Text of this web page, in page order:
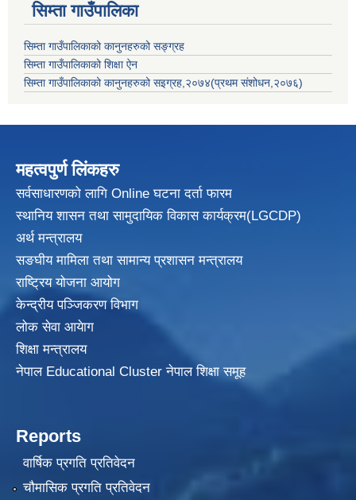
सिम्ता गाउँपालिका
सिम्ता गाउँपालिकाको कानुनहरुको सङ्ग्रह
सिम्ता गाउँपालिकाको शिक्षा ऐन
सिम्ता गाउँपालिकाको कानुनहरुको सइग्रह,२०७४(प्रथम संशोधन,२०७६)
महत्वपुर्ण लिंकहरु
सर्वसाधारणको लागि Online घटना दर्ता फारम
स्थानिय शासन तथा सामुदायिक विकासकार्यक्रम(LGCDP)
अर्थ मन्त्रालय
सङघीय मामिला तथा सामान्य प्रशासन मन्त्रालय
राष्ट्रिय योजना आयोग
केन्द्रीय पञ्जिकरण विभाग
लोक सेवा आयेाग
शिक्षा मन्त्रालय
नेपाल Educational Cluster नेपाल शिक्षा समूह
Reports
वार्षिक प्रगति प्रतिवेदन
चौमासिक प्रगति प्रतिवेदन